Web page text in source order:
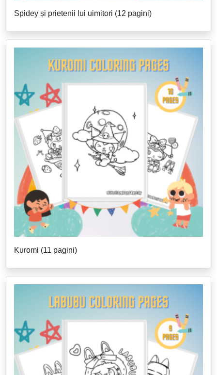
Spidey și prietenii lui uimitori (12 pagini)
Kuromi (11 pagini)